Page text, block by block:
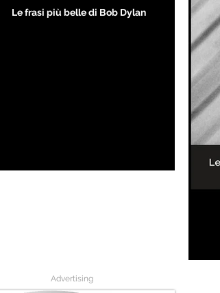
Le frasi più belle di Bob Dylan
Advertising